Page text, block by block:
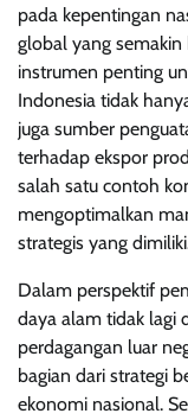
pada kepentingan
global yang
instrumen penting
Indonesia tidak
juga sumber
terhadap ekspor
salah satu contoh
mengoptimalkan
strategis yang
Dalam perspektif
daya alam tidak lagi
perdagangan luar
bagian dari strategi
ekonomi nasional.